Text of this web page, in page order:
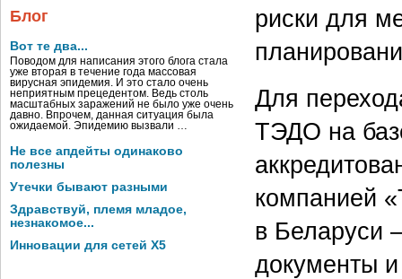
Блог
Вот те два...
Поводом для написания этого блога стала
уже вторая в течение года массовая
вирусная эпидемия. И это стало очень
неприятным прецедентом. Ведь столь
масштабных заражений не было уже очень
давно. Впрочем, данная ситуация была
ожидаемой. Эпидемию вызвали …
Не все апдейты одинаково
полезны
Утечки бывают разными
Здравствуй, племя младое,
незнакомое...
Инновации для сетей X5
риски для
Для
ТЭДО на
компанией
в Беларуси
документы